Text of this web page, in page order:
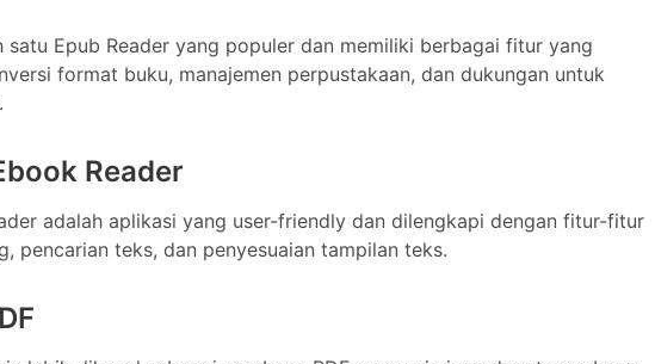
satu Epub Reader yang populer dan memiliki berbagai fitur yang
format buku, manajemen perpustakaan, dan dukungan untuk
Reader
adalah aplikasi yang user-friendly dan dilengkapi dengan fitur-fitur
pencarian teks, dan penyesuaian tampilan teks.